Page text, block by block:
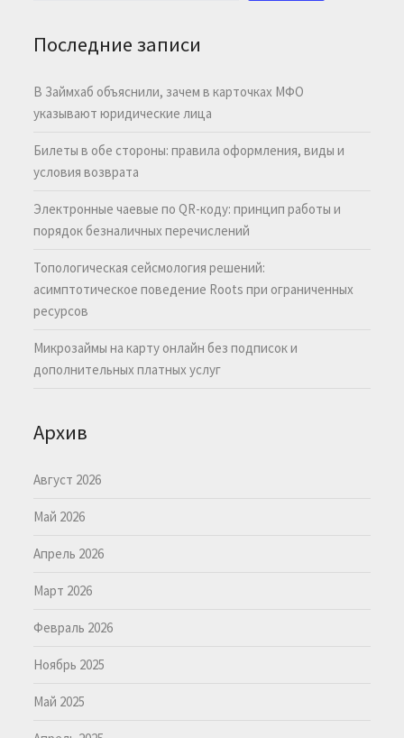
Последние записи
В Займхаб объяснили, зачем в карточках МФО
указывают юридические лица
Билеты в обе стороны: правила оформления, виды и
условия возврата
Электронные чаевые по QR-коду: принцип работы и
порядок безналичных перечислений
Топологическая сейсмология решений:
асимптотическое поведение Roots при ограниченных
ресурсов
Микрозаймы на карту онлайн без подписок и
дополнительных платных услуг
Архив
Август 2026
Май 2026
Апрель 2026
Март 2026
Февраль 2026
Ноябрь 2025
Май 2025